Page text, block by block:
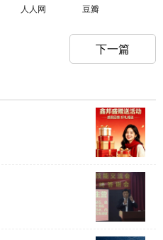
人人网 豆瓣
下一篇